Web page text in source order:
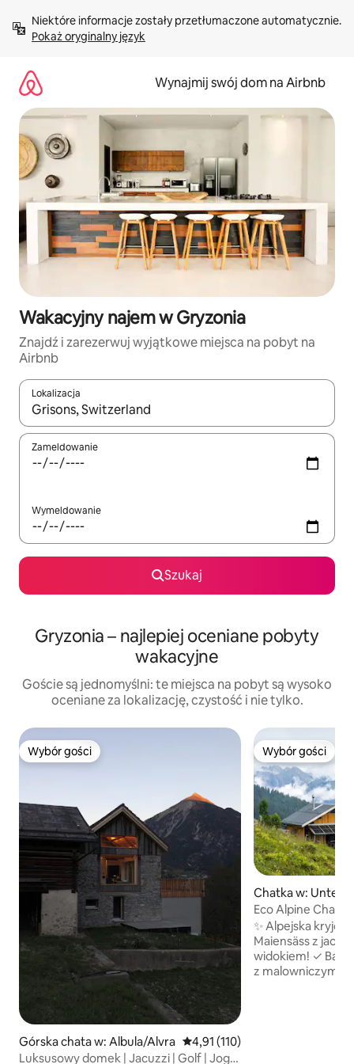
treści Pokaż oryginalny język
Wynajmij swój dom na Airbnb
Wakacyjny najem w Gryzonia
Znajdź i zarezerwuj wyjątkowe miejsca na pobyt na
Airbnb
Lokalizacja
Gdy wyniki będą dostępne, możesz poruszać się po nich za
Zameldowanie
Wymeldowanie
Szukaj
Gryzonia – najlepiej oceniane pobyty
wakacyjne
Goście są jednomyślni: te miejsca na pobyt są wysoko
oceniane za lokalizację, czystość i nie tylko.
Wybór gości
Wybór gości
Górska chata w: Albula/Alvra Średnia ocena: 4,91 na 5, liczba
4,91 (110)
Luksusowy domek | Jacuzzi | Golf | Joga
Wybór gości
Wybór gości
Chatka w:
Eco Alpine
✨ Alpejska
Maiensäss z
widokiem! ✓ Balia:🛁Relaks
z malowniczym